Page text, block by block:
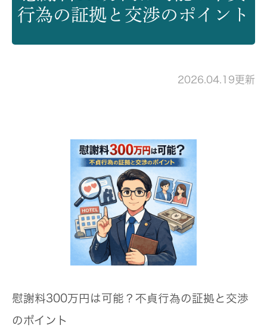
行為の証拠と交渉のポイント
2026.04.19更新
慰謝料300万円は可能？不貞行為の証拠と交渉
のポイント